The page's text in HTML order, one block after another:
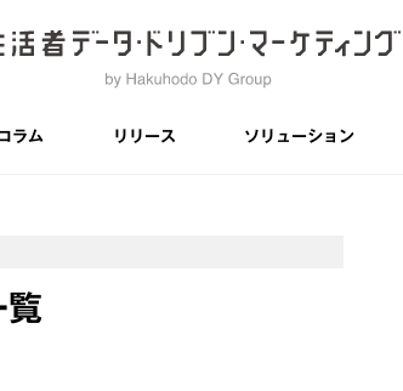
ラム リリース ソリューション
覧